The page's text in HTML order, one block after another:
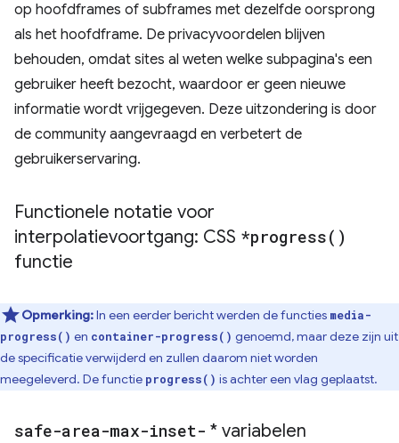
op hoofdframes of subframes met dezelfde oorsprong
als het hoofdframe. De privacyvoordelen blijven
behouden, omdat sites al weten welke subpagina's een
gebruiker heeft bezocht, waardoor er geen nieuwe
informatie wordt vrijgegeven. Deze uitzondering is door
de community aangevraagd en verbetert de
gebruikerservaring.
Functionele notatie voor
interpolatievoortgang: CSS *progress( )
functie
Opmerking:In een eerder bericht werden de functies media-
progress() en container-progress() genoemd, maar deze zijn uit
de specificatie verwijderd en zullen daarom niet worden
meegeleverd. De functie progress() is achter een vlag geplaatst.
safe-area-max-inset- * variabelen